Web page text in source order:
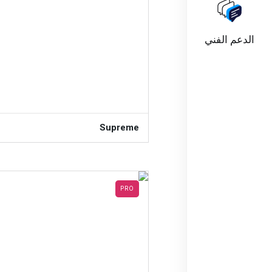
الدعم الفني
Supreme
PRO